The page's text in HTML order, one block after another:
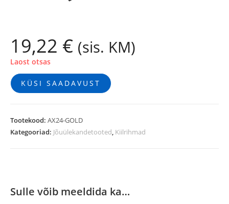
19,22 € (sis. KM)
Laost otsas
KÜSI SAADAVUST
Tootekood: AX24-GOLD
Kategooriad: Jõuülekandetooted, Kiilrihmad
Sulle võib meeldida ka…